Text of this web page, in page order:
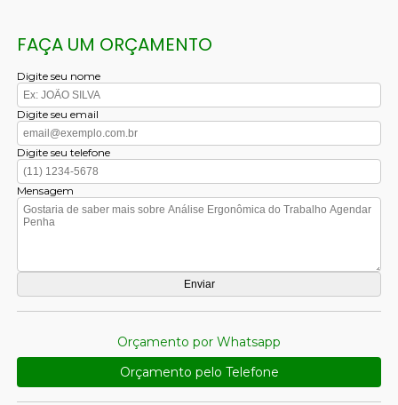
FAÇA UM ORÇAMENTO
Digite seu nome
Digite seu email
Digite seu telefone
Mensagem
Orçamento por Whatsapp
Orçamento pelo Telefone